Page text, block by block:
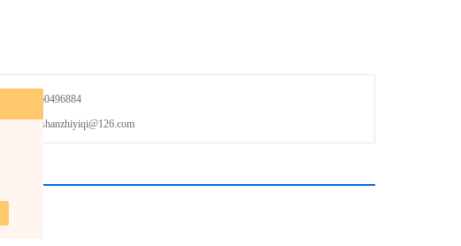
：021-60496884
我们：shanzhiyiqi@126.com